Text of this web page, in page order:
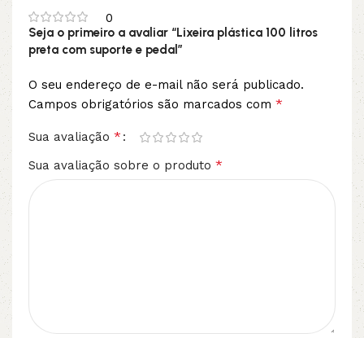
0
Seja o primeiro a avaliar “Lixeira plástica 100 litros
preta com suporte e pedal”
O seu endereço de e-mail não será publicado.
Campos obrigatórios são marcados com *
Sua avaliação *
Sua avaliação sobre o produto *